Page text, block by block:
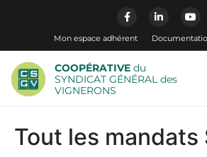
Mon espace adhérent
COOPÉRATIVE du
SYNDICAT GÉNÉRAL des
VIGNERONS
Tout les mandats